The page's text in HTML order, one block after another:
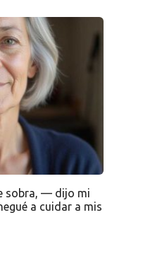
sobra, — dijo mi
a cuidar a mis